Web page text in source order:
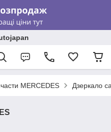
MERCEDES Дзеркало